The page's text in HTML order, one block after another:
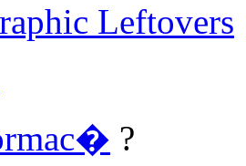
Leftovers
?